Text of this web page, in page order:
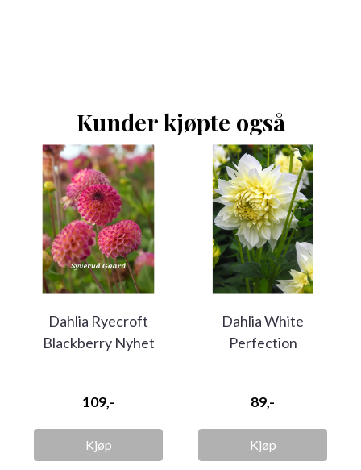
Kunder kjøpte også
Dahlia Ryecroft
Blackberry Nyhet
109,-
Kjøp
Dahlia White
Perfection
89,-
Kjøp